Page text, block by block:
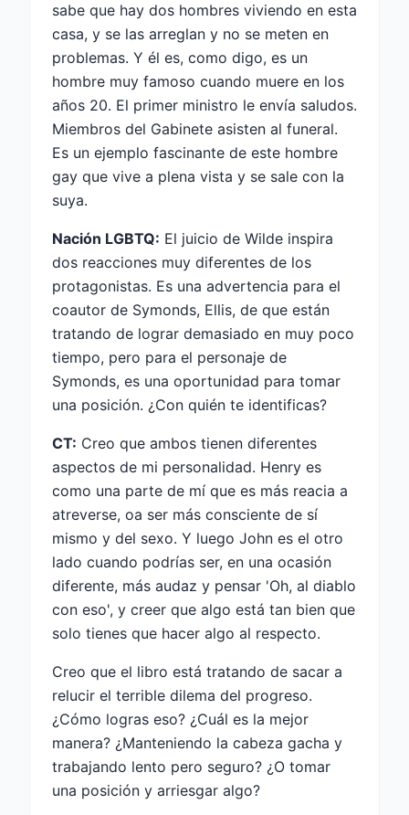
sabe que hay dos hombres viviendo en esta
casa, y se las arreglan y no se meten en
problemas. Y él es, como digo, es un
hombre muy famoso cuando muere en los
años 20. El primer ministro le envía saludos.
Miembros del Gabinete asisten al funeral.
Es un ejemplo fascinante de este hombre
gay que vive a plena vista y se sale con la
suya.
Nación LGBTQ: El juicio de Wilde inspira
dos reacciones muy diferentes de los
protagonistas. Es una advertencia para el
coautor de Symonds, Ellis, de que están
tratando de lograr demasiado en muy poco
tiempo, pero para el personaje de
Symonds, es una oportunidad para tomar
una posición. ¿Con quién te identificas?
CT: Creo que ambos tienen diferentes
aspectos de mi personalidad. Henry es
como una parte de mí que es más reacia a
atreverse, oa ser más consciente de sí
mismo y del sexo. Y luego John es el otro
lado cuando podrías ser, en una ocasión
diferente, más audaz y pensar 'Oh, al diablo
con eso', y creer que algo está tan bien que
solo tienes que hacer algo al respecto.
Creo que el libro está tratando de sacar a
relucir el terrible dilema del progreso.
¿Cómo logras eso? ¿Cuál es la mejor
manera? ¿Manteniendo la cabeza gacha y
trabajando lento pero seguro? ¿O tomar
una posición y arriesgar algo?